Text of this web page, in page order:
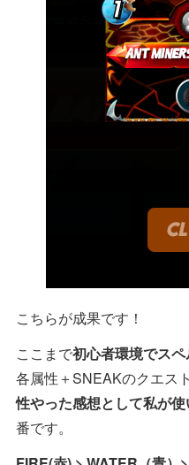
こちらが成果です！
ここまで初心者環境でス
各属性＋SNEAKのクエス
性やった感想として私が
番です。